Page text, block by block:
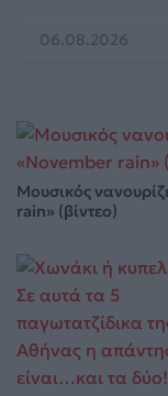
06.08.2026
Μουσικός
rain» (βίντεο)